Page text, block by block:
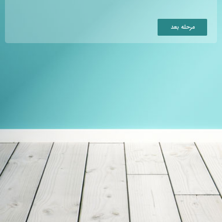
مرحله بعد